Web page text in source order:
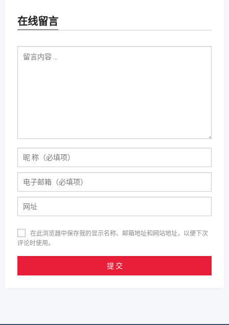
在线留言
在此浏览器中保存我的显示名称、邮箱地址和网站地址，以便下次
评论时使用。